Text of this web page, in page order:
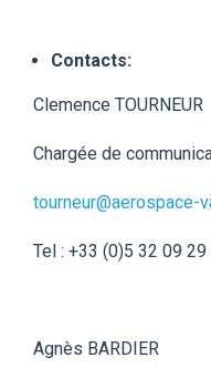
Contacts:
Clemence TOURNEUR
Chargée de
tourneur@aerospace-
Tel : +33 (0)5 32 09 29
Agnès BARDIER